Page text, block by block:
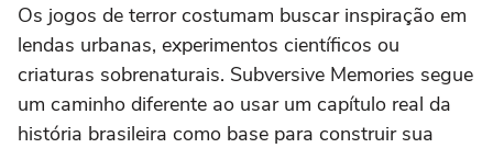
Os jogos de terror costumam buscar inspiração em
lendas urbanas, experimentos científicos ou
criaturas sobrenaturais. Subversive Memories segue
um caminho diferente ao usar um capítulo real da
história brasileira como base para construir sua